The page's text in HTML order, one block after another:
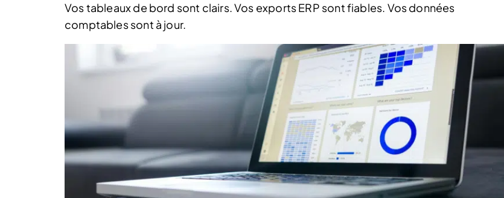
Vos tableaux de bord sont clairs. Vos exports ERP sont fiables. Vos données
comptables sont à jour.